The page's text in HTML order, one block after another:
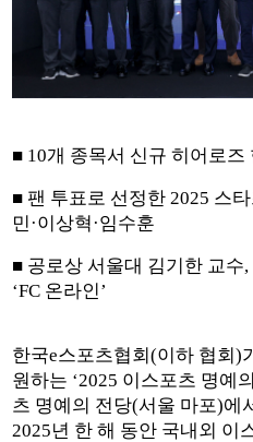
■ 10개 종목서 신규 히어로즈
■ 팬 투표로 선정한 2025 스
민·이상혁·임수훈
■ 공로상 서울대 김기한 교수
‘FC 온라인’
한국e스포츠협회(이하 협회)
원하는 ‘2025 이스포츠 명예
츠 명예의 전당(서울 마포)에
2025년 한 해 동안 국내외 이